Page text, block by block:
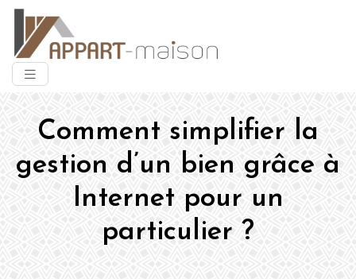
Comment simplifier la
gestion d’un bien grâce à
Internet pour un
particulier ?